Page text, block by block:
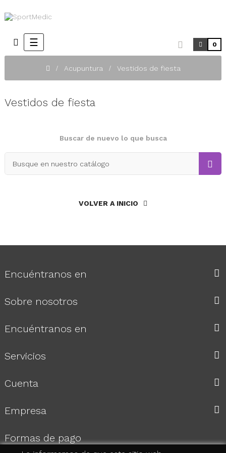
Navegación
de
☰ 0
Acupuntura Vestidos de fiesta
Vestidos de fiesta
Buscar de nuevo lo que busca
VOLVER A INICIO
Encuéntranos en
Sobre nosotros
Encuéntranos en
Servicios
Cuenta
Empresa
Formas de pago